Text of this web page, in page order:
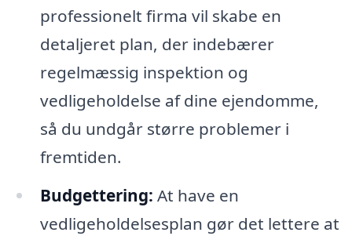
professionelt firma vil skabe en
detaljeret plan, der indebærer
regelmæssig inspektion og
vedligeholdelse af dine ejendomme,
så du undgår større problemer i
fremtiden.
Budgettering: At have en
vedligeholdelsesplan gør det lettere at